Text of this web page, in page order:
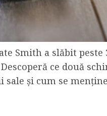
Smith a slăbit
ce două
și cum se